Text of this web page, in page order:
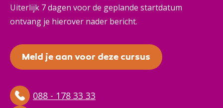
Uiterlijk 7 dagen voor de geplande startdatum
ontvang je hierover nader bericht.
Meld je aan voor deze cursus
088 - 178 33 33